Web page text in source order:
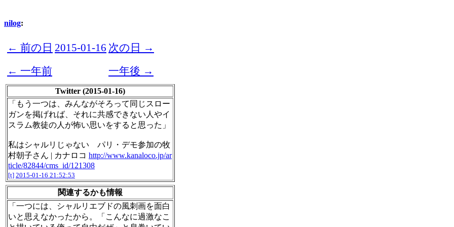
nilog:
← 前の日 2015-01-16 次の日 →
← 一年前
一年後 →
Twitter (2015-01-16)
「もう一つは、みんながそろって同じスロー
ガンを掲げれば、それに共感できない人やイ
スラム教徒の人が怖い思いをすると思った」
私はシャルリじゃない パリ・デモ参加の牧
村朝子さん | カナロコ http://www.kanaloco.jp/ar
ticle/82844/cms_id/121308
[t] 2015-01-16 21:52:53
関連するかも情報
「一つには、シャルリエブドの風刺画を面白
いと思えなかったから。「こんなに過激なこ